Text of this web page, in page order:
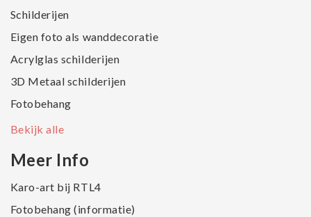
Schilderijen
Eigen foto als wanddecoratie
Acrylglas schilderijen
3D Metaal schilderijen
Fotobehang
Bekijk alle
Meer Info
Karo-art bij RTL4
Fotobehang (informatie)